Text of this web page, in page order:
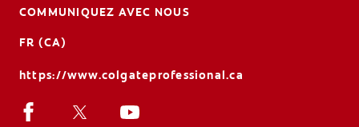
COMMUNIQUEZ AVEC NOUS
FR (CA)
https://www.colgateprofessional.ca